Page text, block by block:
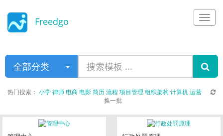
Freedgo
全部分类
热门搜索： 小学律师电商电影简历流程 项目管理 组织架构 计算机运营
换一批